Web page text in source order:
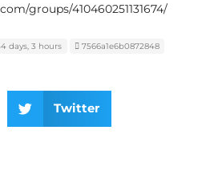
groups/410460251131674/
days, 3 hours 7566a1e6b0872848
Twitter